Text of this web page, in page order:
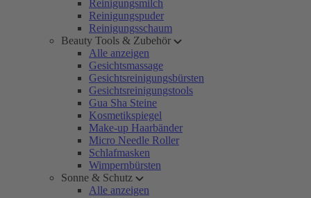
Reinigungsmilch
Reinigungspuder
Reinigungsschaum
Beauty Tools & Zubehör
Alle anzeigen
Gesichtsmassage
Gesichtsreinigungsbürsten
Gesichtsreinigungstools
Gua Sha Steine
Kosmetikspiegel
Make-up Haarbänder
Micro Needle Roller
Schlafmasken
Wimpernbürsten
Sonne & Schutz
Alle anzeigen